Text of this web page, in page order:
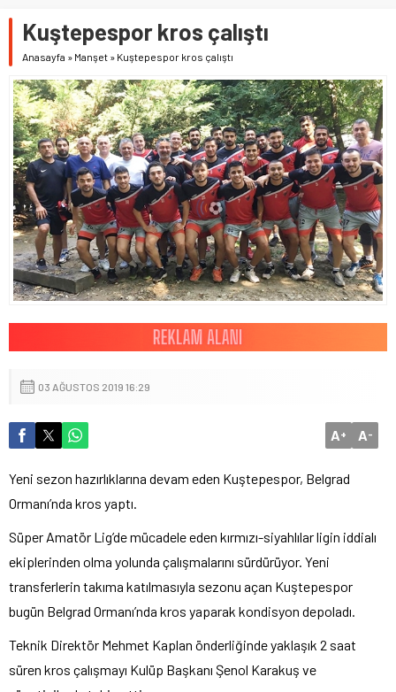
Kuştepespor kros çalıştı
Anasayfa » Manşet » Kuştepespor kros çalıştı
03 AĞUSTOS 2019 16:29
A+ A-
Yeni sezon hazırlıklarına devam eden Kuştepespor, Belgrad
Ormanı’nda kros yaptı.
Süper Amatör Lig’de mücadele eden kırmızı-siyahlılar ligin iddialı
ekiplerinden olma yolunda çalışmalarını sürdürüyor. Yeni
transferlerin takıma katılmasıyla sezonu açan Kuştepespor
bugün Belgrad Ormanı’nda kros yaparak kondisyon depoladı.
Teknik Direktör Mehmet Kaplan önderliğinde yaklaşık 2 saat
süren kros çalışmayı Kulüp Başkanı Şenol Karakuş ve